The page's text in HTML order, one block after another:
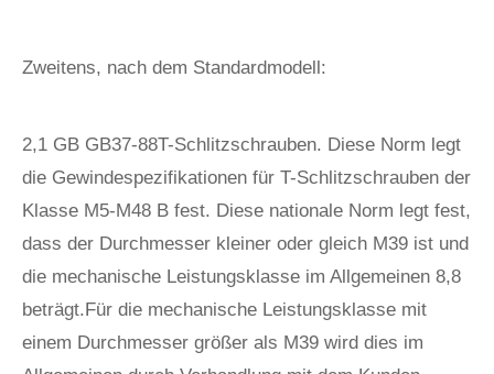
Zweitens, nach dem Standardmodell:
2,1 GB GB37-88T-Schlitzschrauben. Diese Norm legt
die Gewindespezifikationen für T-Schlitzschrauben der
Klasse M5-M48 B fest. Diese nationale Norm legt fest,
dass der Durchmesser kleiner oder gleich M39 ist und
die mechanische Leistungsklasse im Allgemeinen 8,8
beträgt.Für die mechanische Leistungsklasse mit
einem Durchmesser größer als M39 wird dies im